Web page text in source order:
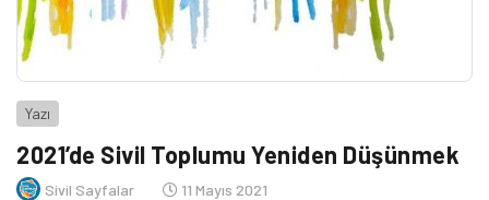
Yazı
2021’de Sivil Toplumu Yeniden Düşünmek
Sivil Sayfalar 11 Mayıs 2021